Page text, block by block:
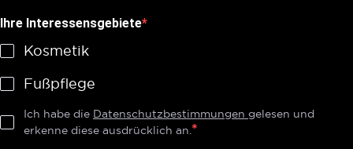
Ihre Interessensgebiete
Kosmetik
Fußpflege
Ich habe die Datenschutzbestimmungen gelesen und
erkenne diese ausdrücklich an.